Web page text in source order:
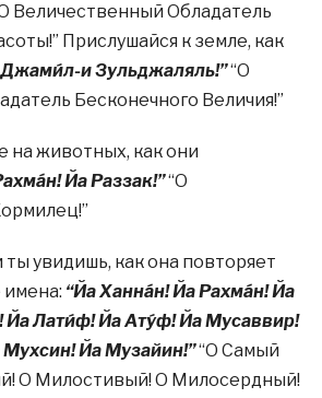
Величественный Обладатель
Прислушайся к земле, как
Джами́л-и Зульджаляль!”“О
Бесконечного Величия!”
на животных, как они
Йа Раззак!”“О
увидишь, как она повторяет
“Йа Ханнáн! Йа Рахмáн! Йа
Йа Лати́ф! Йа Ату́ф! Йа Мусаввир!
Йа Музайин!”“О Самый
О Милостивый! О Милосердный!